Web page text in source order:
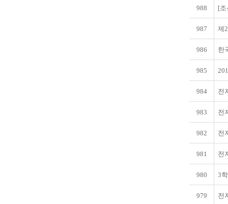
988 [조
987 제
986 한
985
984 전
983 전
982 전
981 전
980 3
979 전